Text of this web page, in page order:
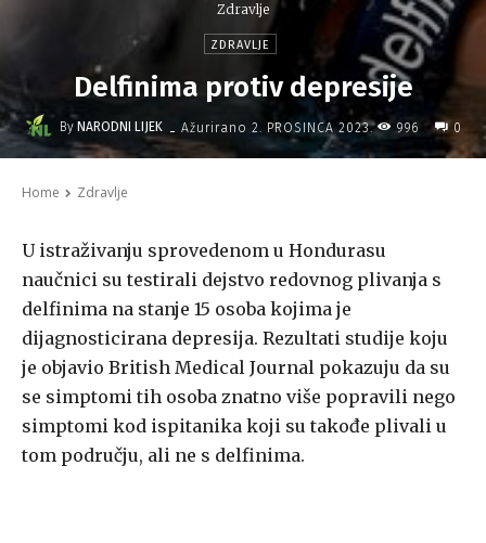
Zdravlje
ZDRAVLJE
Delfinima protiv depresije
By NARODNI LIJEK - Ažurirano 2. PROSINCA 2023. 996 0
Home Zdravlje
U istraživanju sprovedenom u Hondurasu
naučnici su testirali dejstvo redovnog plivanja s
delfinima na stanje 15 osoba kojima je
dijagnosticirana depresija. Rezultati studije koju
je objavio British Medical Journal pokazuju da su
se simptomi tih osoba znatno više popravili nego
simptomi kod ispitanika koji su takođe plivali u
tom području, ali ne s delfinima.